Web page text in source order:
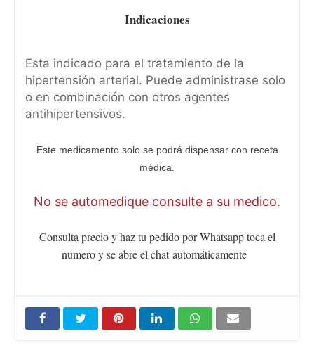
Indicaciones
Esta indicado para el tratamiento de la
hipertensión arterial. Puede administrase solo
o en combinación con otros agentes
antihipertensivos.
Este medicamento solo se podrá dispensar con receta
médica.
No se automedique consulte a su medico.
Consulta precio y haz tu pedido por Whatsapp toca el
numero y se abre el chatautomáticamente